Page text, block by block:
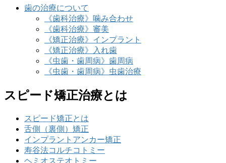
歯の治療について
《歯科治療》噛み合わせ
《歯科治療》審美
《矯正治療》インプラント
《矯正治療》入れ歯
《虫歯・歯周病》歯周病
《虫歯・歯周病》虫歯治療
スピード矯正治療とは
スピード矯正とは
舌側（裏側）矯正
インプラントアンカー矯正
寿谷法コルチコトミー
ヘミオステオトミー